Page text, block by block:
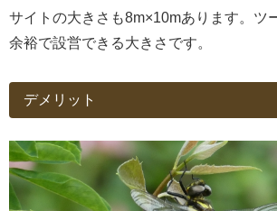
サイトの大きさも8m×10mあります。ツ
余裕で設営できる大きさです。
デメリット